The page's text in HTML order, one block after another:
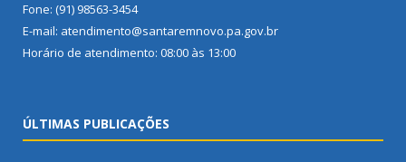
Fone: (91) 98563-3454
E-mail: atendimento@santaremnovo.pa.gov.br
Horário de atendimento: 08:00 às 13:00
ÚLTIMAS PUBLICAÇÕES